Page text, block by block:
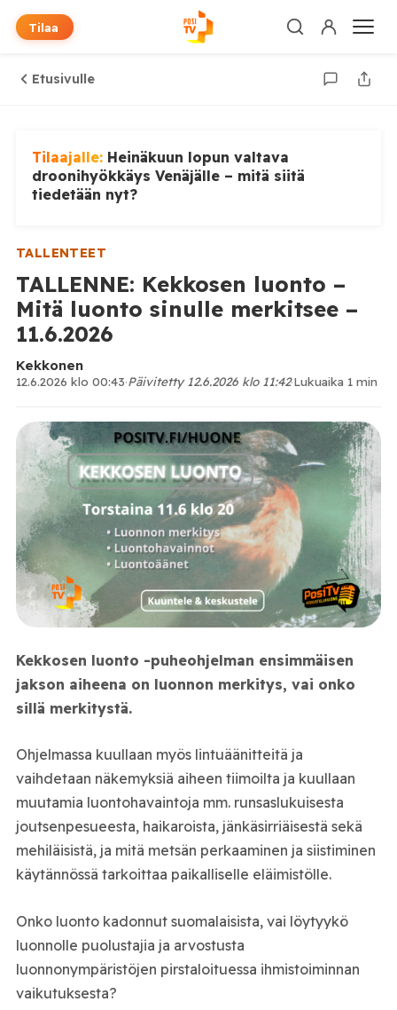
Tilaa
Etusivulle
Tilaajalle: Heinäkuun lopun valtava
droonihyökkäys Venäjälle – mitä siitä
tiedetään nyt?
TALLENTEET
TALLENNE: Kekkosen luonto –
Mitä luonto sinulle merkitsee –
11.6.2026
Kekkonen
12.6.2026 klo 00:43·Päivitetty 12.6.2026 klo 11:42·Lukuaika 1 min
Kekkosen luonto -puheohjelman ensimmäisen
jakson aiheena on luonnon merkitys, vai onko
sillä merkitystä.
Ohjelmassa kuullaan myös lintuäänitteitä ja
vaihdetaan näkemyksiä aiheen tiimoilta ja kuullaan
muutamia luontohavaintoja mm. runsaslukuisesta
joutsenpesueesta, haikaroista, jänkäsirriäisestä sekä
mehiläisistä, ja mitä metsän perkaaminen ja siistiminen
käytännössä tarkoittaa paikalliselle eläimistölle.
Onko luonto kadonnut suomalaisista, vai löytyykö
luonnolle puolustajia ja arvostusta
luonnonympäristöjen pirstaloituessa ihmistoiminnan
vaikutuksesta?